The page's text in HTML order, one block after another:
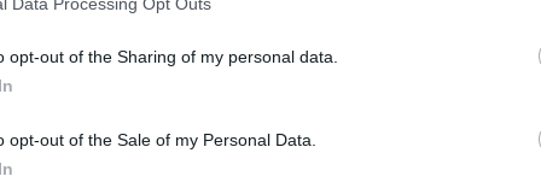
opt-out of the Sharing of my personal data.
opt-out of the Sale of my Personal Data.
della quarta versione del chatbot. Da allora, si è stabilizzata allo
costante. L’importanza di soluzioni sicure per la salvaguardia degli
sia per i privati che per le aziende. Ad esempio, la nostra
nel caso in cui gli utenti dei loro strumenti online siano stati